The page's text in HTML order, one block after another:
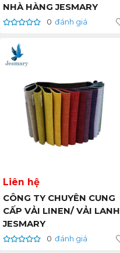
NHÀ HÀNG JESMARY
0 đánh giá
Liên hệ
CÔNG TY CHUYÊN CUNG
CẤP VẢI LINEN/ VẢI LANH
JESMARY
0 đánh giá